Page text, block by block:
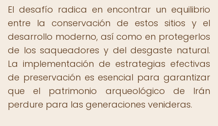
El desafío radica en encontrar un equilibrio
entre la conservación de estos sitios y el
desarrollo moderno, así como en protegerlos
de los saqueadores y del desgaste natural.
La implementación de estrategias efectivas
de preservación es esencial para garantizar
que el patrimonio arqueológico de Irán
perdure para las generaciones venideras.